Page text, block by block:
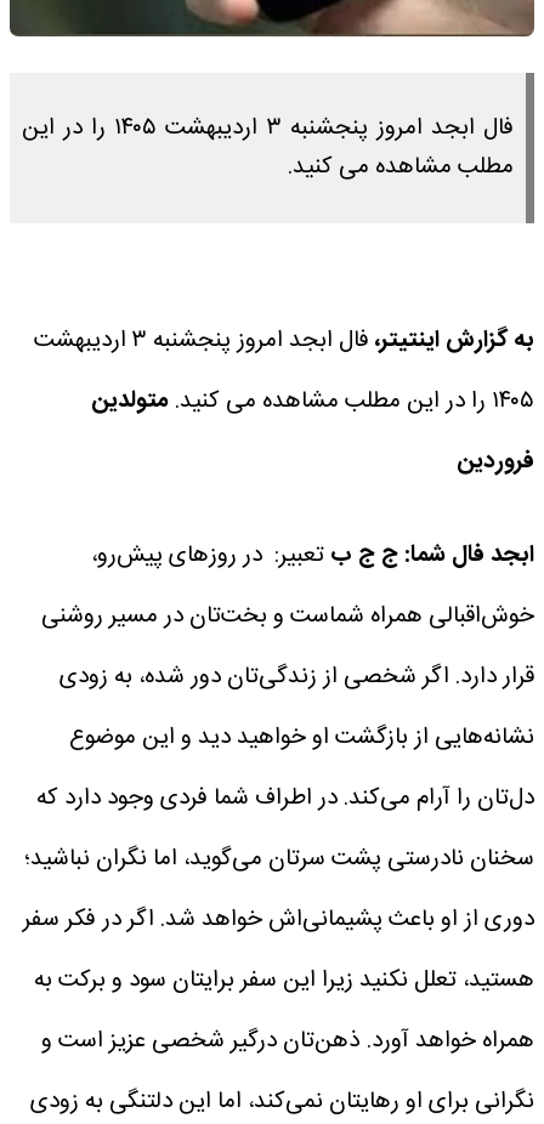
فال ابجد امروز پنجشنبه ۳ اردیبهشت ۱۴۰۵ را در این
مطلب مشاهده می کنید.
به گزارش اینتیتر،
فال ابجد امروز پنجشنبه ۳ اردیبهشت
۱۴۰۵ را در این مطلب مشاهده می کنید.
متولدین
فروردین
ابجد فال شما: ج ج بتعبیر: در روزهای پیش‌رو،
خوش‌اقبالی همراه شماست و بخت‌تان در مسیر روشنی
قرار دارد. اگر شخصی از زندگی‌تان دور شده، به زودی
نشانه‌هایی از بازگشت او خواهید دید و این موضوع
دل‌تان را آرام می‌کند. در اطراف شما فردی وجود دارد که
سخنان نادرستی پشت سرتان می‌گوید، اما نگران نباشید؛
دوری از او باعث پشیمانی‌اش خواهد شد. اگر در فکر سفر
هستید، تعلل نکنید زیرا این سفر برایتان سود و برکت به
همراه خواهد آورد. ذهن‌تان درگیر شخصی عزیز است و
نگرانی برای او رهایتان نمی‌کند، اما این دلتنگی به زودی